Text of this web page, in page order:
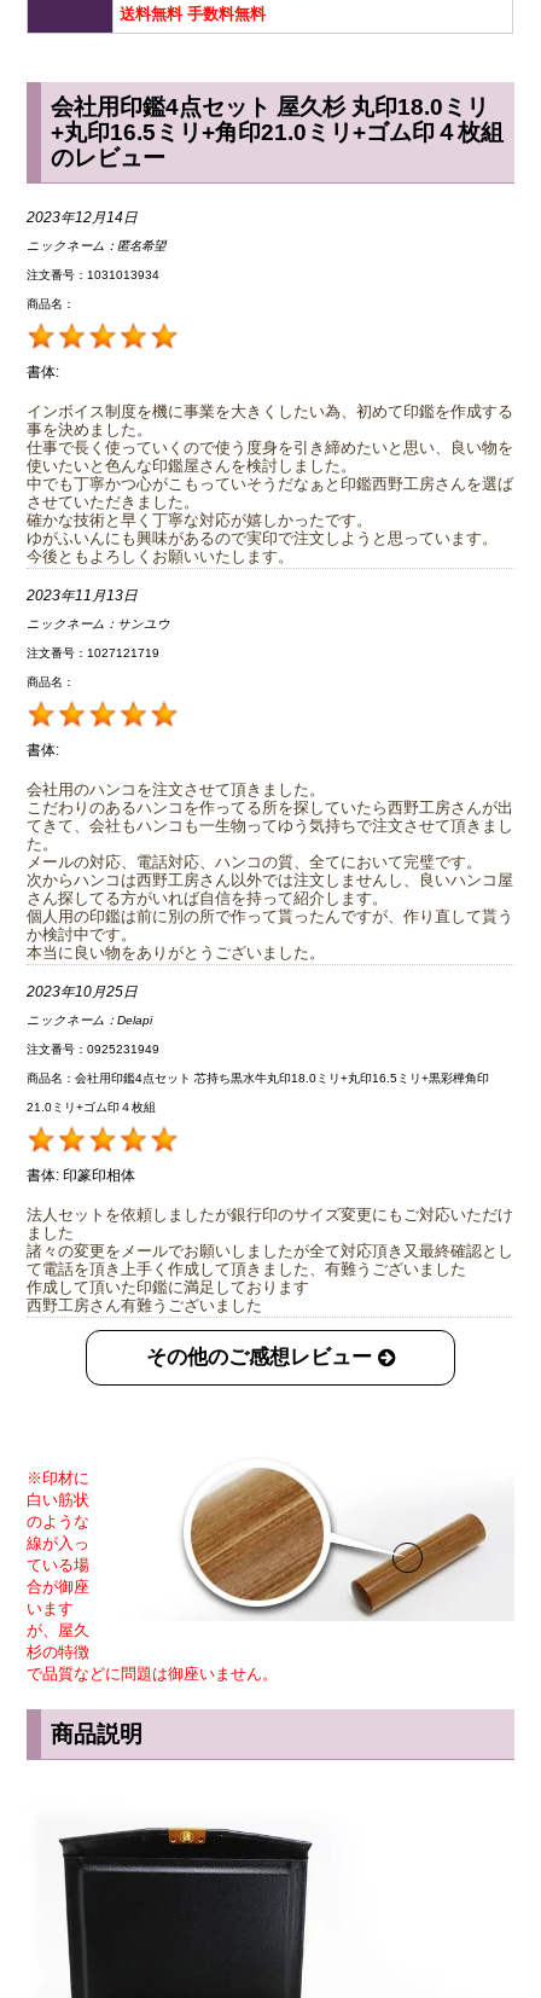
送料無料 手数料無料
会社用印鑑4点セット 屋久杉 丸印18.0ミリ
+丸印16.5ミリ+角印21.0ミリ+ゴム印４枚組
のレビュー
2023年12月14日
ニックネーム：匿名希望
注文番号：1031013934
商品名：
書体:
インボイス制度を機に事業を大きくしたい為、初めて印鑑を作成する
事を決めました。
仕事で長く使っていくので使う度身を引き締めたいと思い、良い物を
使いたいと色んな印鑑屋さんを検討しました。
中でも丁寧かつ心がこもっていそうだなぁと印鑑西野工房さんを選ば
させていただきました。
確かな技術と早く丁寧な対応が嬉しかったです。
ゆがふいんにも興味があるので実印で注文しようと思っています。
今後ともよろしくお願いいたします。
2023年11月13日
ニックネーム： サンユウ
注文番号：1027121719
商品名：
書体:
会社用のハンコを注文させて頂きました。
こだわりのあるハンコを作ってる所を探していたら西野工房さんが出
てきて、会社もハンコも一生物ってゆう気持ちで注文させて頂きまし
た。
メールの対応、電話対応、ハンコの質、全てにおいて完璧です。
次からハンコは西野工房さん以外では注文しませんし、良いハンコ屋
さん探してる方がいれば自信を持って紹介します。
個人用の印鑑は前に別の所で作って貰ったんですが、作り直して貰う
か検討中です。
本当に良い物をありがとうございました。
2023年10月25日
ニックネーム：Delapi
注文番号：0925231949
商品名：会社用印鑑4点セット 芯持ち黒水牛丸印18.0ミリ+丸印16.5ミリ+黒彩樺角印
21.0ミリ+ゴム印４枚組
書体: 印篆印相体
法人セットを依頼しましたが銀行印のサイズ変更にもご対応いただけ
ました
諸々の変更をメールでお願いしましたが全て対応頂き又最終確認とし
て電話を頂き上手く作成して頂きました、有難うございました
作成して頂いた印鑑に満足しております
西野工房さん有難うございました
その他のご感想レビュー
※印材に
白い筋状
のような
線が入っ
ている場
合が御座
います
が、屋久
杉の特徴
で品質などに問題は御座いません。
商品説明